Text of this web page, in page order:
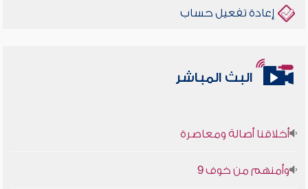
إعادة تفعيل حساب
البث المباشر
أخلاقنا أصالة ومعاصرة
وأمنهم من خوف 9